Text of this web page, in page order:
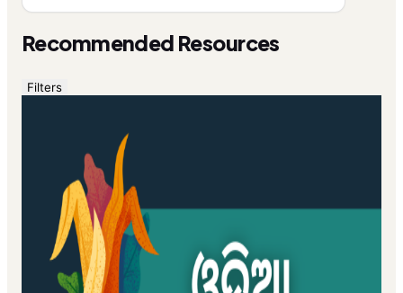
Recommended Resources
Filters